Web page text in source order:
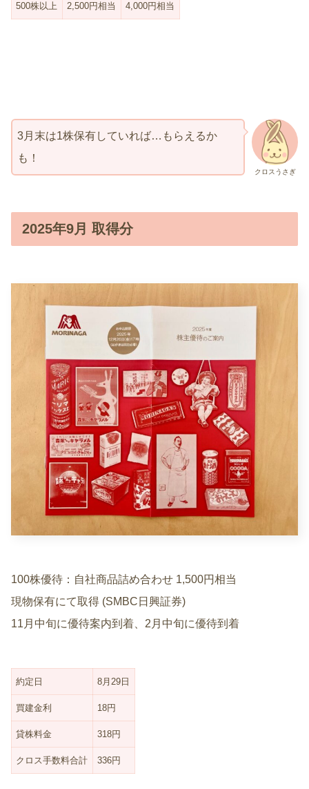
500株以上 2,500円相当 4,000円相当
クロスうさぎ
3月末は1株保有していれば…もらえるか
も！
2025年9月 取得分
100株優待：自社商品詰め合わせ 1,500円相当
現物保有にて取得 (SMBC日興証券)
11月中旬に優待案内到着、2月中旬に優待到着
約定日 8月29日
買建金利 18円
貸株料金 318円
クロス手数料合計 336円